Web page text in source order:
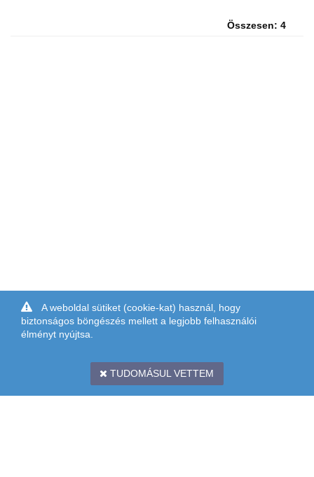
Összesen: 4
A weboldal sütiket (cookie-kat) használ, hogy
biztonságos böngészés mellett a legjobb felhasználói
élményt nyújtsa.
TUDOMÁSUL VETTEM